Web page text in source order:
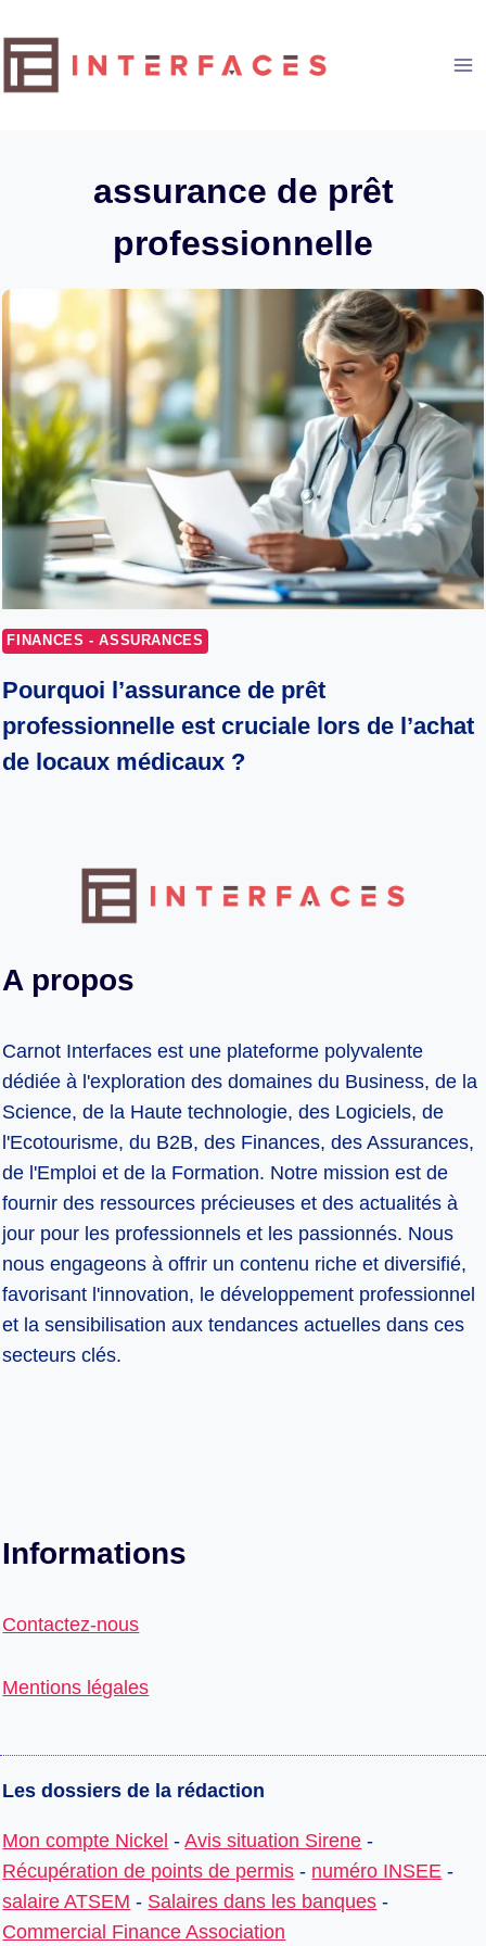
au
contenu
assurance de prêt
professionnelle
FINANCES - ASSURANCES
Pourquoi l’assurance de prêt
professionnelle est cruciale lors de l’achat
de locaux médicaux ?
A propos
Carnot Interfaces est une plateforme polyvalente
dédiée à l'exploration des domaines du Business, de la
Science, de la Haute technologie, des Logiciels, de
l'Ecotourisme, du B2B, des Finances, des Assurances,
de l'Emploi et de la Formation. Notre mission est de
fournir des ressources précieuses et des actualités à
jour pour les professionnels et les passionnés. Nous
nous engageons à offrir un contenu riche et diversifié,
favorisant l'innovation, le développement professionnel
et la sensibilisation aux tendances actuelles dans ces
secteurs clés.
Informations
Contactez-nous
Mentions légales
Les dossiers de la rédaction
Mon compte Nickel -Avis situation Sirene -
Récupération de points de permis - numéro INSEE -
salaire ATSEM - Salaires dans les banques -
Commercial Finance Association